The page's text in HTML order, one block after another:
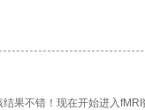
果不错！现在开始进入fMRI